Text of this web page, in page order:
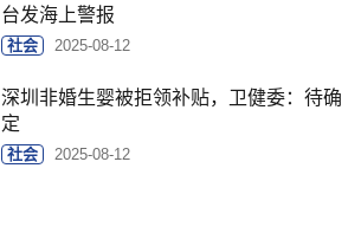
台发海上警报
社会 2025-08-12
深圳非婚生婴被拒领补贴，卫健委：待确
定
社会 2025-08-12